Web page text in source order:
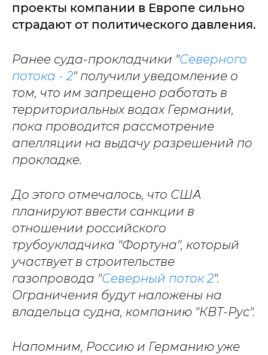
проекты компании в Европе сильно
страдают от политического давления.
Ранее суда-прокладчики "Северного
потока - 2" получили уведомление о
том, что им запрещено работать в
территориальных водах Германии,
пока проводится рассмотрение
апелляции на выдачу разрешений по
прокладке.
До этого отмечалось, что США
планируют ввести санкции в
отношении российского
трубоукладчика "Фортуна", который
участвует в строительстве
газопровода "Северный поток 2".
Ограничения будут наложены на
владельца судна, компанию "КВТ-Рус".
Напомним, Россию и Германию уже